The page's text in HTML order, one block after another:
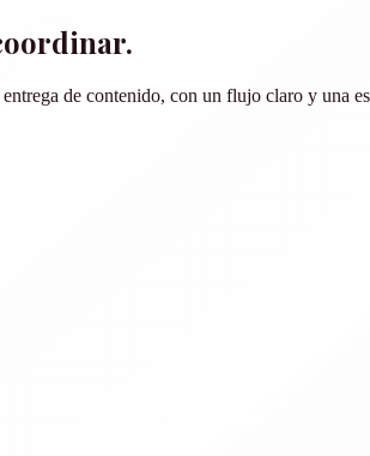
de contenido, con un flujo claro y una